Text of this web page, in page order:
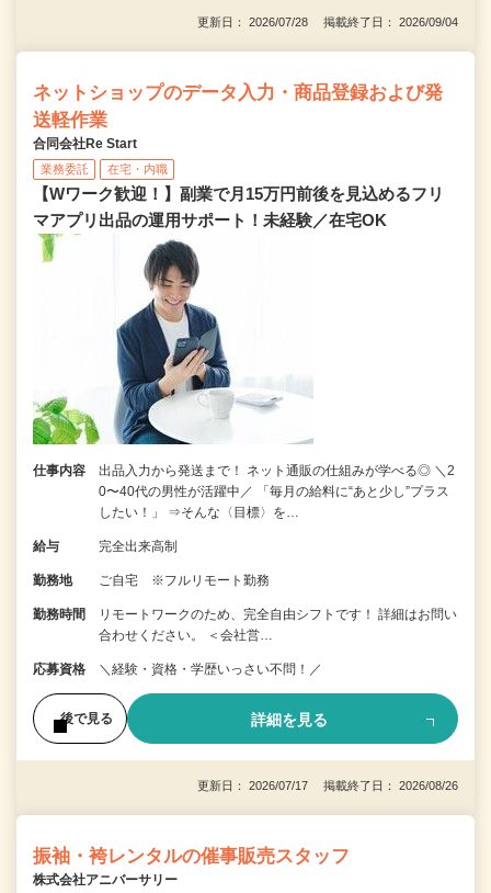
更新日： 2026/07/28 掲載終了日： 2026/09/04
ネットショップのデータ入力・商品登録および発
送軽作業
合同会社Re Start
業務委託 在宅・内職
【Wワーク歓迎！】副業で月15万円前後を見込めるフリ
マアプリ出品の運用サポート！未経験／在宅OK
仕事内容
出品入力から発送まで！ ネット通販の仕組みが学べる◎ ＼2
0〜40代の男性が活躍中／ 「毎月の給料に“あと少し”プラス
したい！」 ⇒そんな〈目標〉を…
給与 完全出来高制
勤務地 ご自宅 ※フルリモート勤務
勤務時間
リモートワークのため、完全自由シフトです！ 詳細はお問い
合わせください。 ＜会社営…
応募資格 ＼経験・資格・学歴いっさい不問！／
後で見る 詳細を見る
更新日： 2026/07/17 掲載終了日： 2026/08/26
振袖・袴レンタルの催事販売スタッフ
株式会社アニバーサリー